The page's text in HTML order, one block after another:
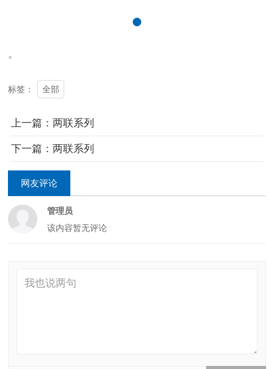
。
标签： 全部
上一篇：两联系列
下一篇：两联系列
网友评论
管理员
该内容暂无评论